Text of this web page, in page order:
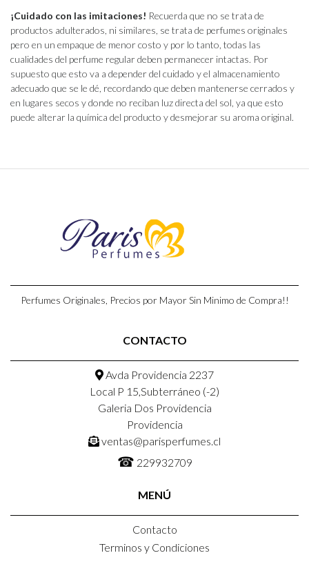
¡Cuidado con las imitaciones! Recuerda que no se trata de
productos adulterados, ni similares, se trata de perfumes originales
pero en un empaque de menor costo y por lo tanto, todas las
cualidades del perfume regular deben permanecer intactas. Por
supuesto que esto va a depender del cuidado y el almacenamiento
adecuado que se le dé, recordando que deben mantenerse cerrados y
en lugares secos y donde no reciban luz directa del sol, ya que esto
puede alterar la química del producto y desmejorar su aroma original.
Perfumes Originales, Precios por Mayor Sin Minimo de Compra!!
CONTACTO
Avda Providencia 2237
Local P 15,Subterráneo (-2)
Galeria Dos Providencia
Providencia
ventas@parisperfumes.cl
☎ 229932709
MENÚ
Contacto
Terminos y Condiciones